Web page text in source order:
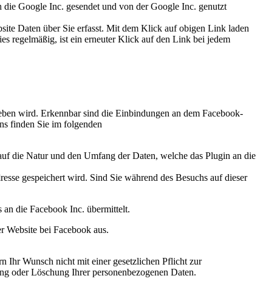
Google Inc. gesendet und von der Google Inc. genutzt
Daten über Sie erfasst. Mit dem Klick auf obigen Link laden
regelmäßig, ist ein erneuter Klick auf den Link bei jedem
wird. Erkennbar sind die Einbindungen an dem Facebook-
finden Sie im folgenden
die Natur und den Umfang der Daten, welche das Plugin an die
gespeichert wird. Sind Sie während des Besuchs auf dieser
die Facebook Inc. übermittelt.
bei Facebook aus.
Ihr Wunsch nicht mit einer gesetzlichen Pflicht zur
oder Löschung Ihrer personenbezogenen Daten.